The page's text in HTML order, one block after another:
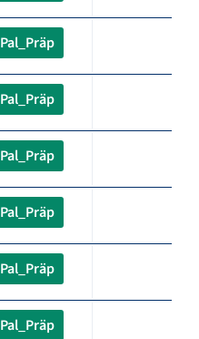
Pal_Präp
Pal_Präp
Pal_Präp
Pal_Präp
Pal_Präp
Pal_Präp